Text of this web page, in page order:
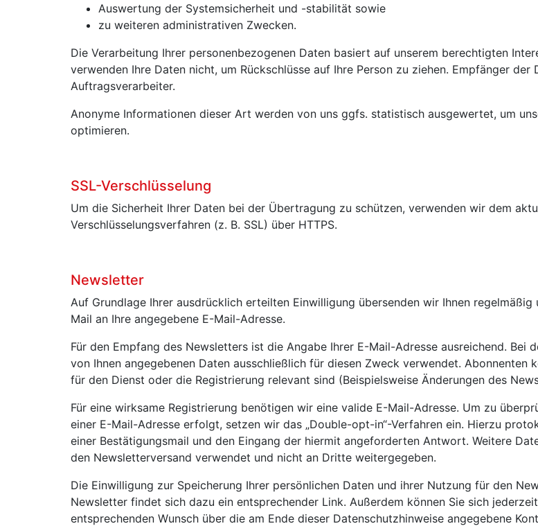
Auswertung der Systemsicherheit und -stabilität sowie
zu weiteren administrativen Zwecken.
Die Verarbeitung Ihrer personenbezogenen Daten basiert auf unserem berechtigten
verwenden Ihre Daten nicht, um Rückschlüsse auf Ihre Person zu ziehen. Empfänger
Auftragsverarbeiter.
Anonyme Informationen dieser Art werden von uns ggfs. statistisch ausgewertet, um
optimieren.
SSL-Verschlüsselung
Um die Sicherheit Ihrer Daten bei der Übertragung zu schützen, verwenden wir dem
Verschlüsselungsverfahren (z. B. SSL) über HTTPS.
Newsletter
Auf Grundlage Ihrer ausdrücklich erteilten Einwilligung übersenden wir Ihnen
Mail an Ihre angegebene E-Mail-Adresse.
Für den Empfang des Newsletters ist die Angabe Ihrer E-Mail-Adresse ausreichend. Bei
von Ihnen angegebenen Daten ausschließlich für diesen Zweck verwendet.
für den Dienst oder die Registrierung relevant sind (Beispielsweise Änderungen des
Für eine wirksame Registrierung benötigen wir eine valide E-Mail-Adresse. Um zu
einer E-Mail-Adresse erfolgt, setzen wir das „Double-opt-in“-Verfahren ein. Hierzu
einer Bestätigungsmail und den Eingang der hiermit angeforderten Antwort. Weitere
den Newsletterversand verwendet und nicht an Dritte weitergegeben.
Die Einwilligung zur Speicherung Ihrer persönlichen Daten und ihrer Nutzung für den
Newsletter findet sich dazu ein entsprechender Link. Außerdem können Sie sich
entsprechenden Wunsch über die am Ende dieser Datenschutzhinweise angegebene